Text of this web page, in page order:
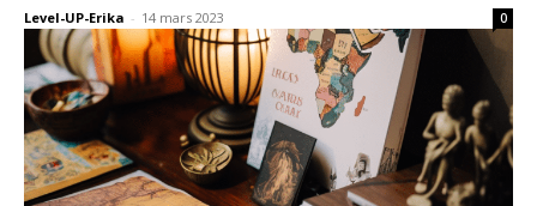
Level-UP-Erika - 14 mars 2023 0